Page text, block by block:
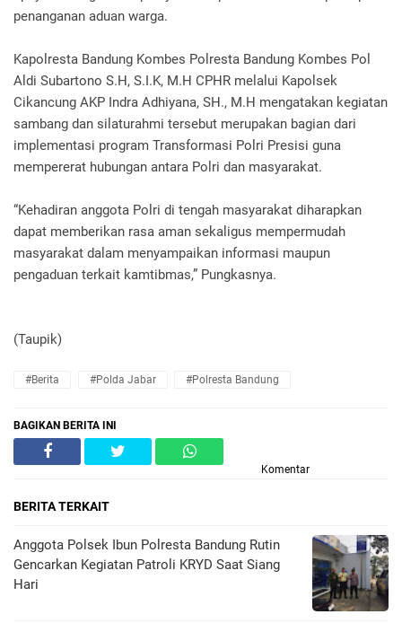
penanganan aduan warga.
Kapolresta Bandung Kombes Polresta Bandung Kombes Pol
Aldi Subartono S.H, S.I.K, M.H CPHR melalui Kapolsek
Cikancung AKP Indra Adhiyana, SH., M.H mengatakan kegiatan
sambang dan silaturahmi tersebut merupakan bagian dari
implementasi program Transformasi Polri Presisi guna
mempererat hubungan antara Polri dan masyarakat.
“Kehadiran anggota Polri di tengah masyarakat diharapkan
dapat memberikan rasa aman sekaligus mempermudah
masyarakat dalam menyampaikan informasi maupun
pengaduan terkait kamtibmas,” Pungkasnya.
(Taupik)
#Berita #Polda Jabar #Polresta Bandung
BAGIKAN BERITA INI
Komentar
BERITA TERKAIT
Anggota Polsek Ibun Polresta Bandung Rutin
Gencarkan Kegiatan Patroli KRYD Saat Siang
Hari